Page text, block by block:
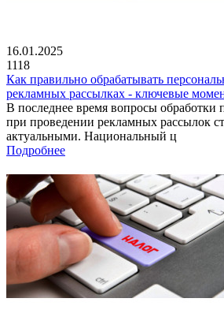
16.01.2025
1118
Как правильно обрабатывать
рекламных рассылках - ключевые
В последнее время вопросы обработки
при проведении рекламных рассылок
актуальными. Национальный ц
Подробнее